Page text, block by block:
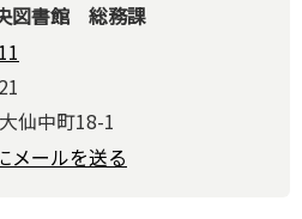
図書館 総務課
仙中町18-1
メールを送る